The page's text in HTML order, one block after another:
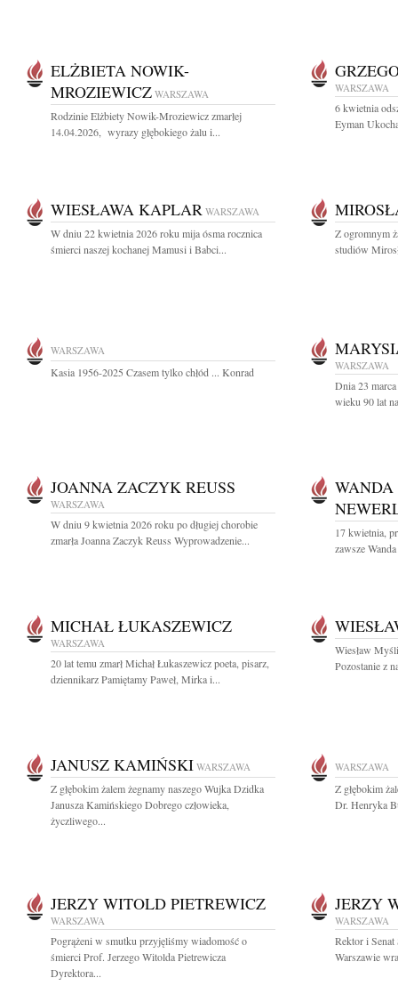
ELŻBIETA NOWIK-
MROZIEWICZ WARSZAWA
Rodzinie Elżbiety Nowik-Mroziewicz zmarłej
14.04.2026, wyrazy głębokiego żalu i...
WARSZAWA
6 kwietnia
Eyman
WIESŁAWA KAPLAR WARSZAWA
W dniu 22 kwietnia 2026 roku mija ósma rocznica
śmierci naszej kochanej Mamusi i Babci...
Z ogromnym
studiów
WARSZAWA
Kasia 1956-2025 Czasem tylko chłód ... Konrad WARSZAWA
Dnia 23
wieku 90 lat
JOANNA ZACZYK REUSS
WARSZAWA
W dniu 9 kwietnia 2026 roku po długiej chorobie
zmarła Joanna Zaczyk Reuss Wyprowadzenie...
17 kwietnia,
zawsze
MICHAŁ ŁUKASZEWICZ
WARSZAWA
20 lat temu zmarł Michał Łukaszewicz poeta, pisarz,
dziennikarz Pamiętamy Paweł, Mirka i...
Wiesław
Pozostanie z
JANUSZ KAMIŃSKI WARSZAWA
Z głębokim żalem żegnamy naszego Wujka Dzidka
Janusza Kamińskiego Dobrego człowieka,
życzliwego...
WARSZAWA
Z głębokim
Dr. Henryka
JERZY WITOLD PIETREWICZ
WARSZAWA
Pogrążeni w smutku przyjęliśmy wiadomość o
śmierci Prof. Jerzego Witolda Pietrewicza
Dyrektora...
JERZY
WARSZAWA
Rektor i
Warszawie